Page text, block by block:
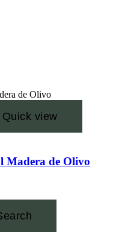
Quick view
Madera de Olivo